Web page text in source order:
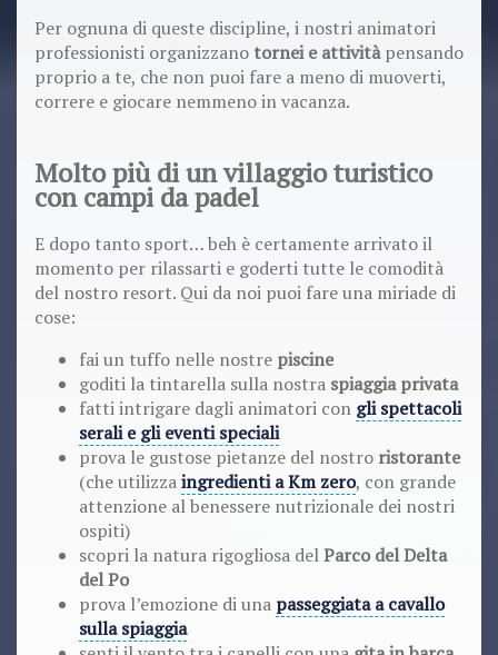
Per ognuna di queste discipline, i nostri animatori
professionisti organizzanotornei e attivitàpensando
proprio a te, che non puoi fare a meno di muoverti,
correre e giocare nemmeno in vacanza.
Molto più di un villaggio turistico
con campi da padel
E dopo tanto sport… beh è certamente arrivato il
momento per rilassarti e goderti tutte le comodità
del nostro resort. Qui da noi puoi fare una miriade di
cose:
fai un tuffo nelle nostre piscine
goditi la tintarella sulla nostra spiaggia privata
fatti intrigare dagli animatori con gli spettacoli
serali e gli eventi speciali
prova le gustose pietanze del nostro ristorante
(che utilizzaingredienti a Km zero, con grande
attenzione al benessere nutrizionale dei nostri
ospiti)
scopri la natura rigogliosa delParco del Delta
del Po
prova l’emozione di una passeggiata a cavallo
sulla spiaggia